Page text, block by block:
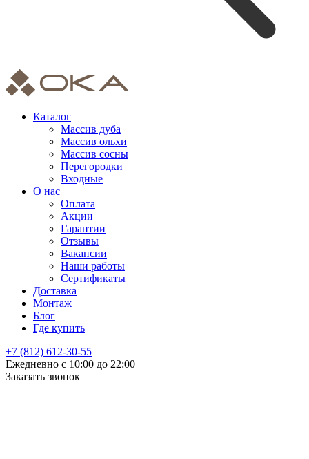
Каталог
Массив дуба
Массив ольхи
Массив сосны
Перегородки
Входные
О нас
Оплата
Акции
Гарантии
Отзывы
Вакансии
Наши работы
Сертификаты
Доставка
Монтаж
Блог
Где купить
+7 (812) 612-30-55
Ежедневно с 10:00 до 22:00
Заказать звонок